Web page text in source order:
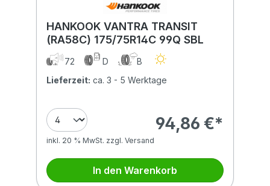
HANKOOK VANTRA TRANSIT
(RA58C) 175/75R14C 99Q SBL
72 D
B
Lieferzeit: ca. 3 - 5 Werktage
94,86 €*
inkl. 20 % MwSt. zzgl. Versand
In den Warenkorb